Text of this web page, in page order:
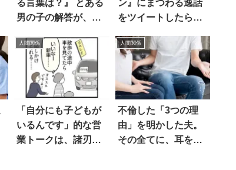
る言葉は？』 とある
男の子の解答が、天
ン』にまつわる逸話
をツイートしたら…
人間関係
「自分にも子どもが
いるんです」的な営
業トークは、諸刃の
人間関係
不倫した「3つの理
由」を明かした夫。
その全てに、耳を疑